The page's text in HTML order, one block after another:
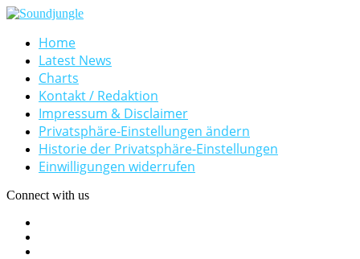
Home
Latest News
Charts
Kontakt / Redaktion
Impressum & Disclaimer
Privatsphäre-Einstellungen ändern
Historie der Privatsphäre-Einstellungen
Einwilligungen widerrufen
Connect with us